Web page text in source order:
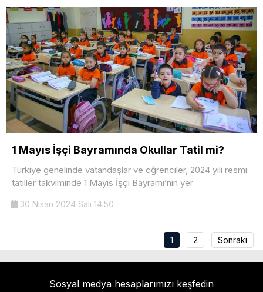
1 Mayıs İşçi Bayramında Okullar Tatil mi?
Türkiye genelinde vatandaşlar ve öğrenciler, 2024 yılı resmi
tatiller takviminde 1 Mayıs İşçi Bayramı’nın yer
30 Nisan 2024 Salı 14:50
1 2 Sonraki
Sosyal medya hesaplarımızı keşfedin